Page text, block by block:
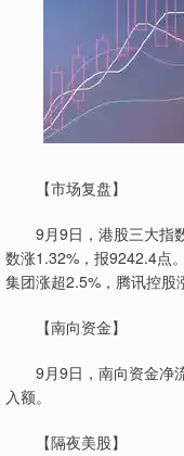
【市场复盘】
9月9日，港股三大指数
数涨1.32%，报9242.4点
集团涨超2.5%，腾讯控股
【南向资金】
9月9日，南向资金净流
入额。
【隔夜美股】